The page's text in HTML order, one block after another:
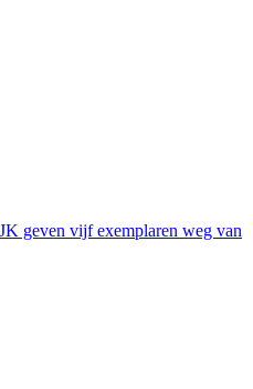
geven vijf exemplaren weg van